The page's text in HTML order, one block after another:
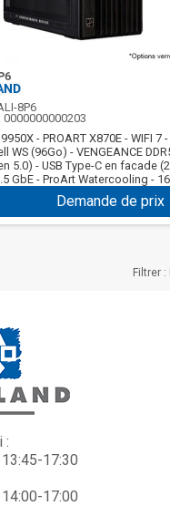
8P6
0000000000203
- PROART X870E - WIFI 7
WS (96Go) - VENGEANCE
5.0) - USB Type-C en facade
GbE - ProArt Watercooling -
Demande de prix
Filtrer :
:
17:30
17:00